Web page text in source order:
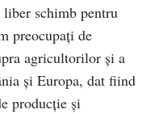
schimb pentru
preocupați de
agricultorilor și a
și Europa, dat fiind
producție și